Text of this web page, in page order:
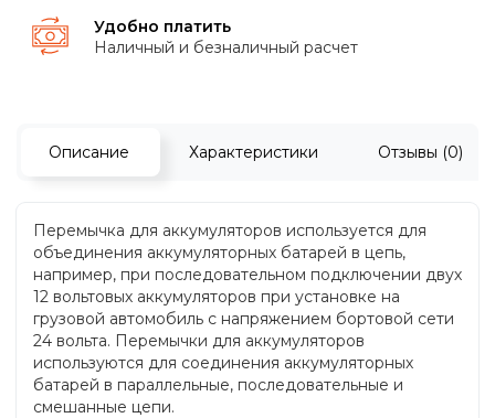
Удобно платить
Наличный и безналичный расчет
Описание Характеристики Отзывы (0)
Перемычка для аккумуляторов используется для
объединения аккумуляторных батарей в цепь,
например, при последовательном подключении двух
12 вольтовых аккумуляторов при установке на
грузовой автомобиль с напряжением бортовой сети
24 вольта. Перемычки для аккумуляторов
используются для соединения аккумуляторных
батарей в параллельные, последовательные и
смешанные цепи.